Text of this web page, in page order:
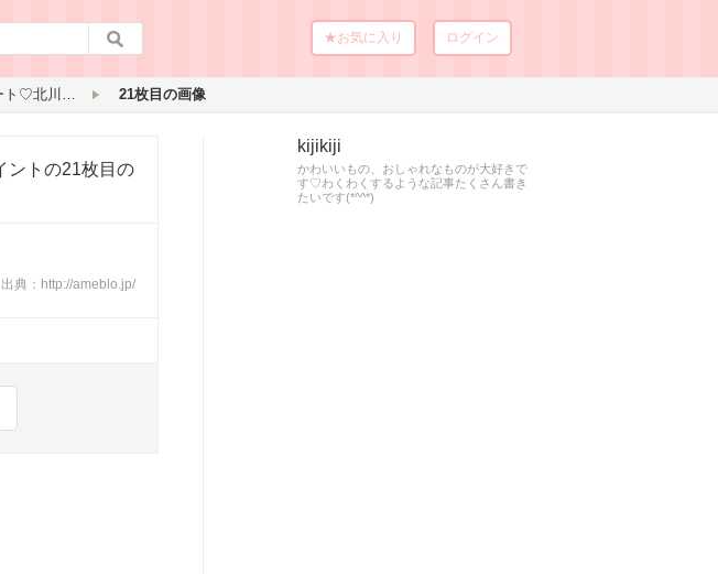
★お気に入り ログイン
一見クールビューティー…でも笑顔がキュート♡北川景子メイクのポイント 21枚目の画像
ント の21枚目の
出典： http://ameblo.jp/
kijikiji
かわいいもの、おしゃれなものが大好きで
す♡わくわくするような記事たくさん書き
たいです(*^^*)